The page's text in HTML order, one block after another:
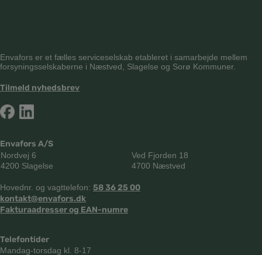
Envafors er et fælles serviceselskab etableret i samarbejde mellem
forsyningsselskaberne i Næstved, Slagelse og Sorø Kommuner.
Tilmeld nyhedsbrev
Envafors A/S
Nordvej 6
4200 Slagelse
Ved Fjorden 18
4700 Næstved
Hovednr. og vagttelefon: 58 36 25 00
kontakt@envafors.dk
Fakturaadresser og EAN-numre
Telefontider
Mandag-torsdag kl. 8-17